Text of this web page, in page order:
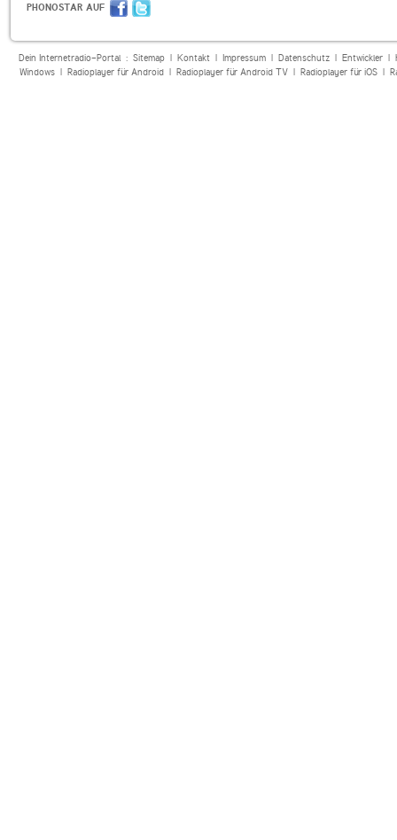
PHONOSTAR AUF
Dein Internetradio-Portal : Sitemap| Kontakt| Impressum| Datenschutz| Entwickler|
Windows| Radioplayer für Android| Radioplayer für Android TV| Radioplayer für iOS|